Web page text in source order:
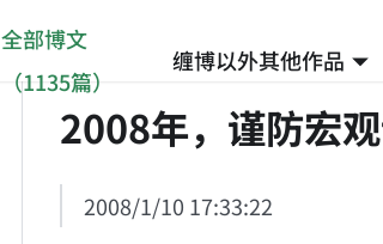
全部博文
（1135篇）
缠博以外其他作品
2008年，谨防宏
2008/1/10 17:33:22